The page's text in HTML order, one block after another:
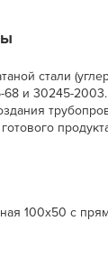
стали
и 30245-
100х50 с